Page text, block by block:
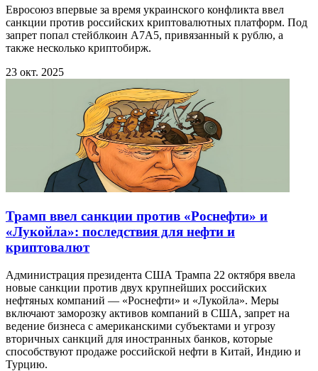
Евросоюз впервые за время украинского конфликта ввел
санкции против российских криптовалютных платформ. Под
запрет попал стейблкоин A7A5, привязанный к рублю, а
также несколько криптобирж.
23 окт. 2025
Трамп ввел санкции против «Роснефти» и
«Лукойла»: последствия для нефти и
криптовалют
Администрация президента США Трампа 22 октября ввела
новые санкции против двух крупнейших российских
нефтяных компаний — «Роснефти» и «Лукойла». Меры
включают заморозку активов компаний в США, запрет на
ведение бизнеса с американскими субъектами и угрозу
вторичных санкций для иностранных банков, которые
способствуют продаже российской нефти в Китай, Индию и
Турцию.